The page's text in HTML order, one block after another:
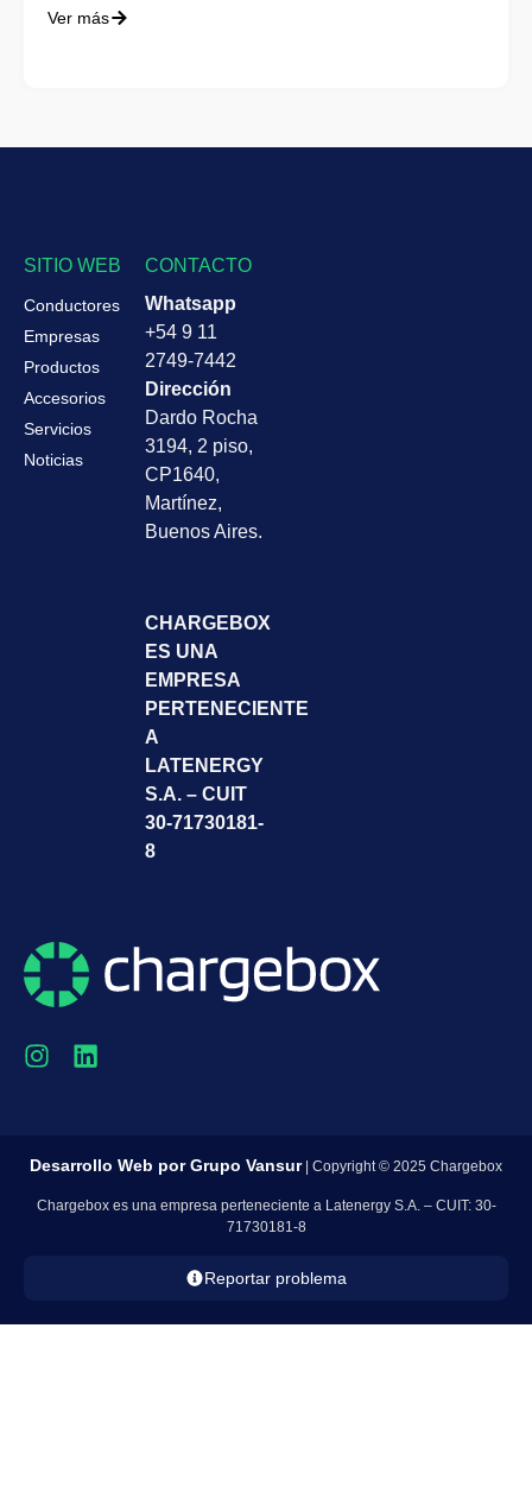
Ver más
SITIO WEB
Conductores
Empresas
Productos
Accesorios
Servicios
Noticias
CONTACTO
Whatsapp
+54 9 11
2749-7442
Dirección
Dardo Rocha
3194, 2 piso,
CP1640,
Martínez,
Buenos Aires.
CHARGEBOX
ES UNA
EMPRESA
PERTENECIENTE
A
LATENERGY
S.A. – CUIT
30-71730181-
8
Desarrollo Web porGrupo Vansur| Copyright © 2025 Chargebox
Chargebox es una empresa perteneciente a Latenergy S.A. – CUIT: 30-
71730181-8
Reportar problema